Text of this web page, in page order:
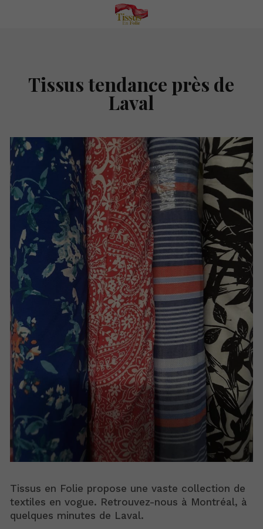
Tissus tendance près de
Laval
Tissus en Folie propose une vaste collection de
textiles en vogue. Retrouvez-nous à Montréal, à
quelques minutes de Laval.